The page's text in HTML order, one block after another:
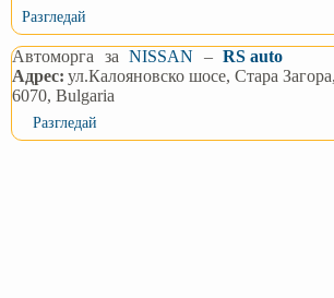
Разгледай
Автоморга за NISSAN – RS auto
Адрес: ул.Калояновско шосе, Стара
6070, Bulgaria
Разгледай